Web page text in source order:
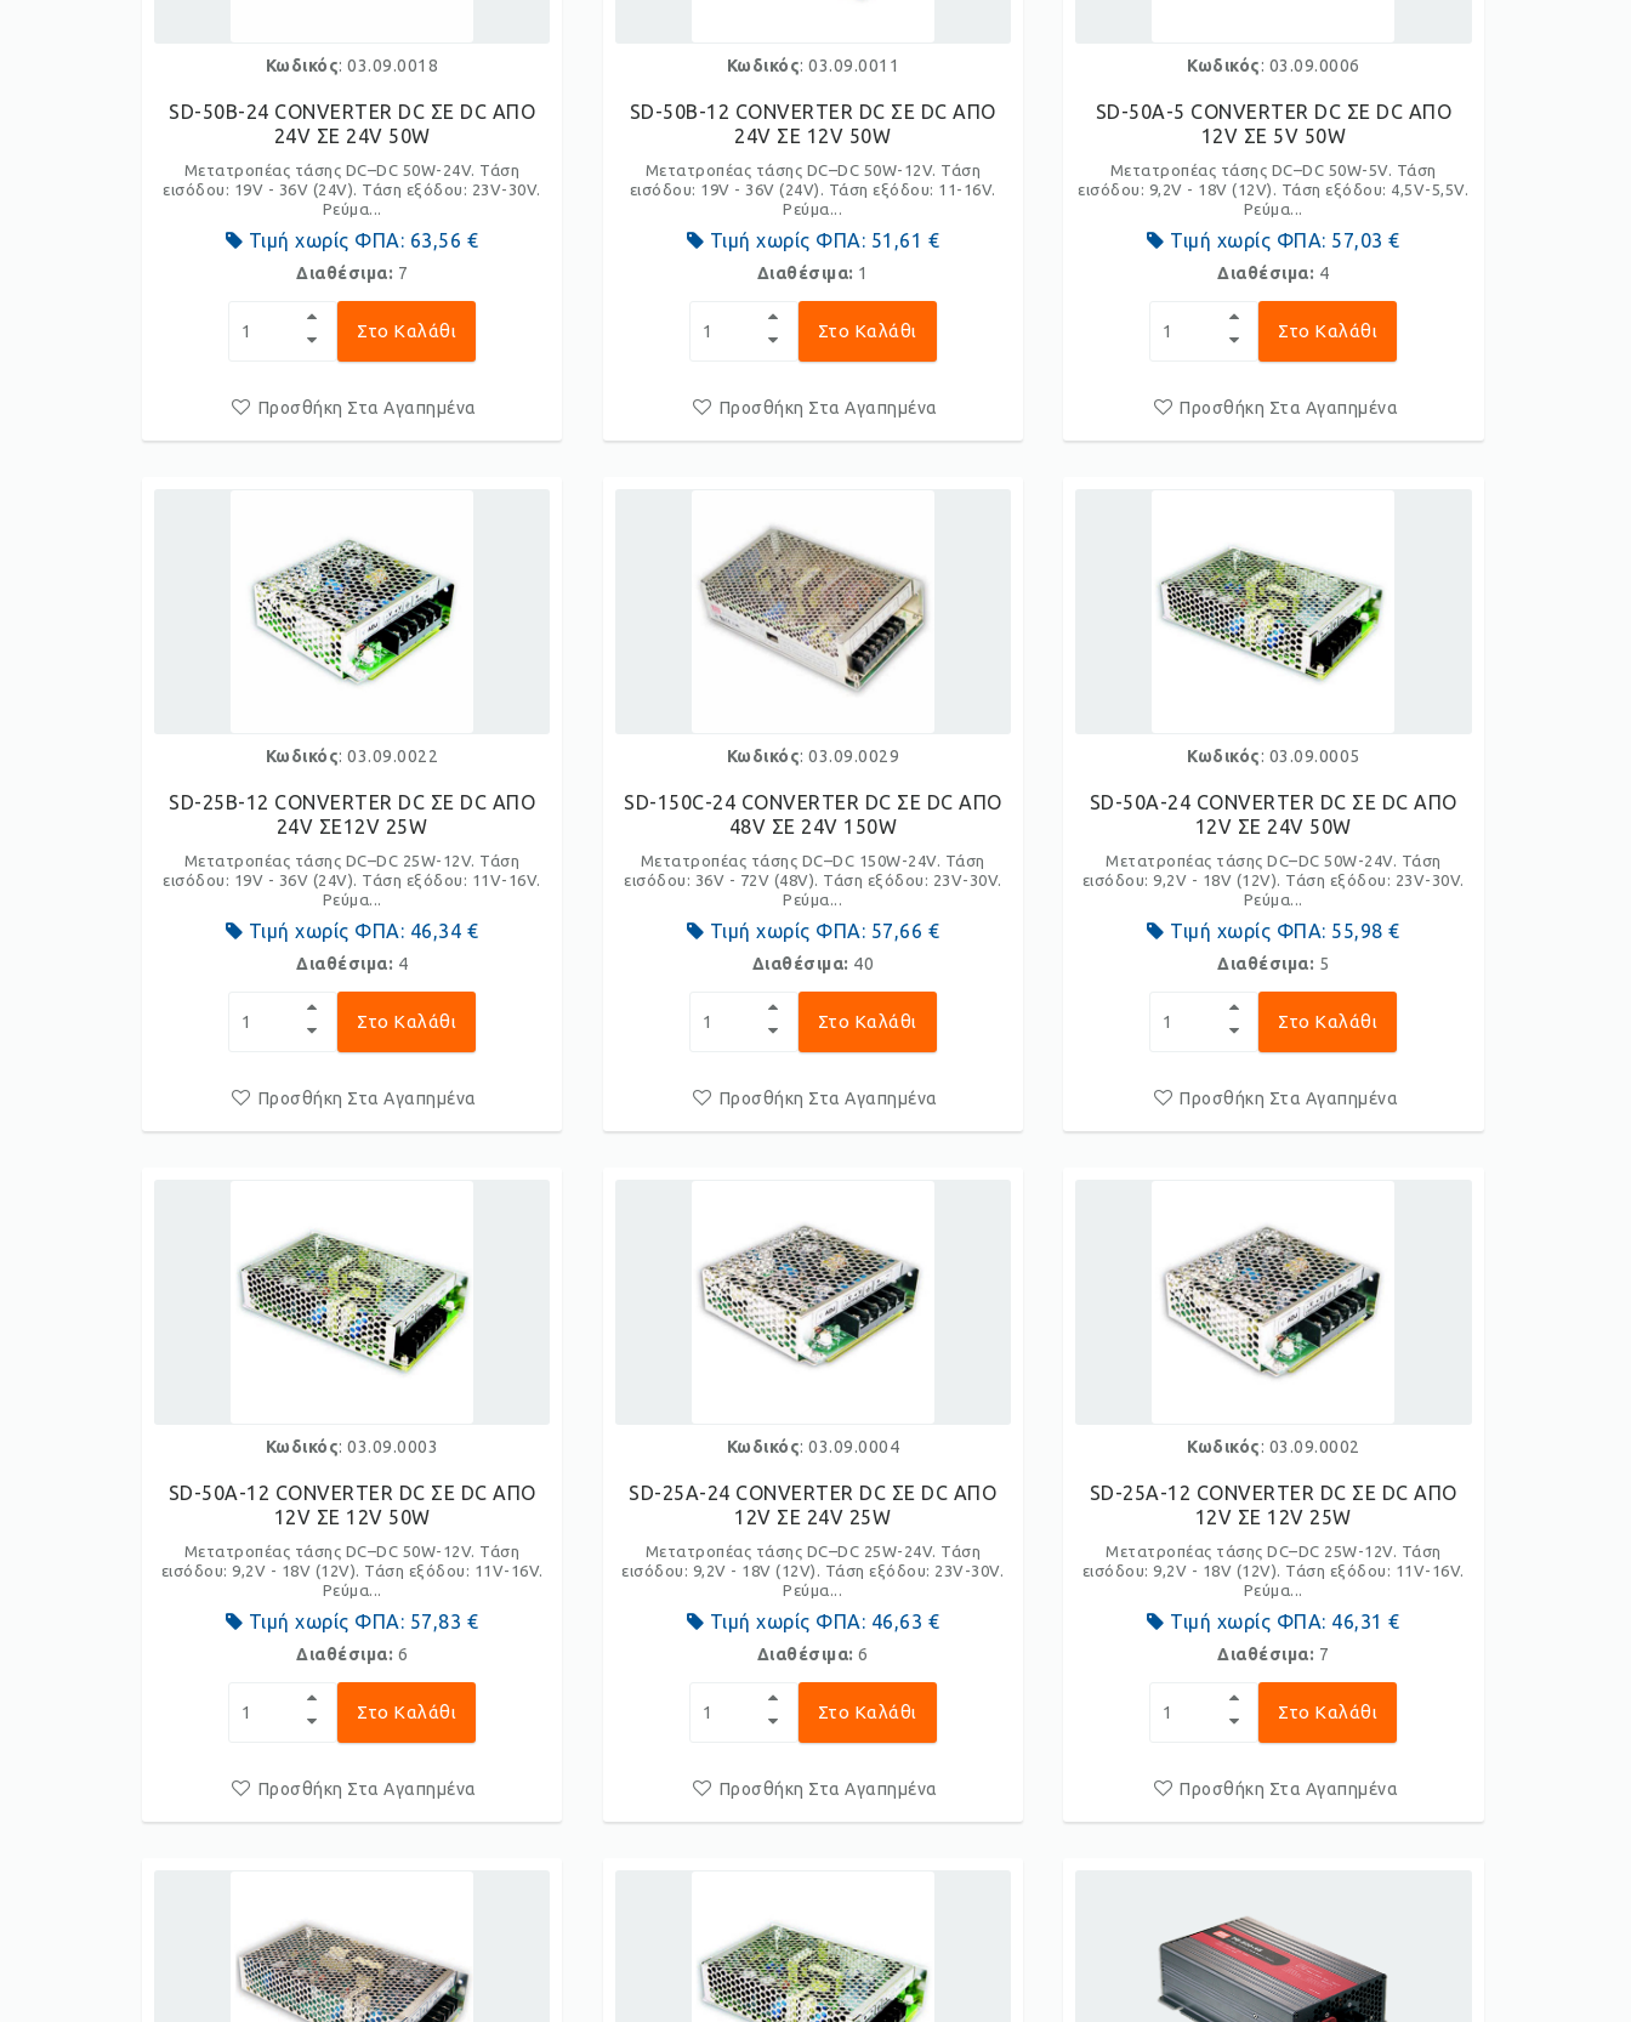
Κωδικός: 03.09.0018
SD-50B-24 CONVERTER DC ΣΕ DC ΑΠΟ
24V ΣΕ 24V 50W
Μετατροπέας τάσης DC–DC 50W-24V. Τάση
εισόδου: 19V - 36V (24V). Τάση εξόδου: 23V-30V.
Ρεύμα...
Τιμή χωρίς ΦΠΑ: 63,56 €
Διαθέσιμα: 7
Στο Καλάθι
Προσθήκη Στα Αγαπημένα
Κωδικός: 03.09.0011
SD-50B-12 CONVERTER DC ΣΕ DC ΑΠΟ
24V ΣΕ 12V 50W
Μετατροπέας τάσης DC–DC 50W-12V. Τάση
εισόδου: 19V - 36V (24V). Τάση εξόδου: 11-16V.
Ρεύμα...
Τιμή χωρίς ΦΠΑ: 51,61 €
Διαθέσιμα: 1
Στο Καλάθι
Προσθήκη Στα Αγαπημένα
Κωδικός: 03.09.0006
SD-50A-5 CONVERTER DC ΣΕ DC ΑΠΟ
12V ΣΕ 5V 50W
Μετατροπέας τάσης DC–DC 50W-5V. Τάση
εισόδου: 9,2V - 18V (12V). Τάση εξόδου: 4,5V-5,5V.
Ρεύμα...
Τιμή χωρίς ΦΠΑ: 57,03 €
Διαθέσιμα: 4
Στο Καλάθι
Προσθήκη Στα Αγαπημένα
Κωδικός: 03.09.0022
SD-25B-12 CONVERTER DC ΣΕ DC ΑΠΟ
24V ΣΕ12V 25W
Μετατροπέας τάσης DC–DC 25W-12V. Τάση
εισόδου: 19V - 36V (24V). Τάση εξόδου: 11V-16V.
Ρεύμα...
Τιμή χωρίς ΦΠΑ: 46,34 €
Διαθέσιμα: 4
Στο Καλάθι
Προσθήκη Στα Αγαπημένα
Κωδικός: 03.09.0029
SD-150C-24 CONVERTER DC ΣΕ DC ΑΠΟ
48V ΣΕ 24V 150W
Μετατροπέας τάσης DC–DC 150W-24V. Τάση
εισόδου: 36V - 72V (48V). Τάση εξόδου: 23V-30V.
Ρεύμα...
Τιμή χωρίς ΦΠΑ: 57,66 €
Διαθέσιμα: 40
Στο Καλάθι
Προσθήκη Στα Αγαπημένα
Κωδικός: 03.09.0005
SD-50A-24 CONVERTER DC ΣΕ DC ΑΠΟ
12V ΣΕ 24V 50W
Μετατροπέας τάσης DC–DC 50W-24V. Τάση
εισόδου: 9,2V - 18V (12V). Τάση εξόδου: 23V-30V.
Ρεύμα...
Τιμή χωρίς ΦΠΑ: 55,98 €
Διαθέσιμα: 5
Στο Καλάθι
Προσθήκη Στα Αγαπημένα
Κωδικός: 03.09.0003
SD-50A-12 CONVERTER DC ΣΕ DC ΑΠΟ
12V ΣΕ 12V 50W
Μετατροπέας τάσης DC–DC 50W-12V. Τάση
εισόδου: 9,2V - 18V (12V). Τάση εξόδου: 11V-16V.
Ρεύμα...
Τιμή χωρίς ΦΠΑ: 57,83 €
Διαθέσιμα: 6
Στο Καλάθι
Προσθήκη Στα Αγαπημένα
Κωδικός: 03.09.0004
SD-25A-24 CONVERTER DC ΣΕ DC ΑΠΟ
12V ΣΕ 24V 25W
Μετατροπέας τάσης DC–DC 25W-24V. Τάση
εισόδου: 9,2V - 18V (12V). Τάση εξόδου: 23V-30V.
Ρεύμα...
Τιμή χωρίς ΦΠΑ: 46,63 €
Διαθέσιμα:6
Στο Καλάθι
Προσθήκη Στα Αγαπημένα
Κωδικός: 03.09.0002
SD-25A-12 CONVERTER DC ΣΕ DC ΑΠΟ
12V ΣΕ 12V 25W
Μετατροπέας τάσης DC–DC 25W-12V. Τάση
εισόδου: 9,2V - 18V (12V). Τάση εξόδου: 11V-16V.
Ρεύμα...
Τιμή χωρίς ΦΠΑ: 46,31 €
Διαθέσιμα: 7
Στο Καλάθι
Προσθήκη Στα Αγαπημένα